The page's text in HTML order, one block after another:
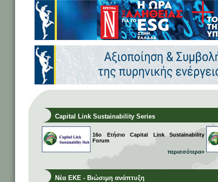
Capital Link Sustainability Series
16ο Ετήσιο Capital Link Sustainability
Forum
περισσότερα»
Νέα ΕΚΕ - Βιώσιμη ανάπτυξη